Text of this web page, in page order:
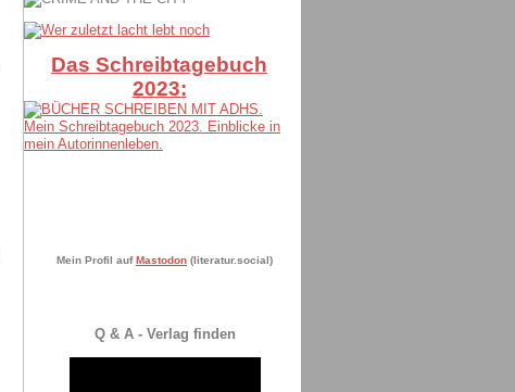
Das Schreibtagebuch
2023:
Mein Profil auf Mastodon (literatur.social)
Q & A - Verlag finden